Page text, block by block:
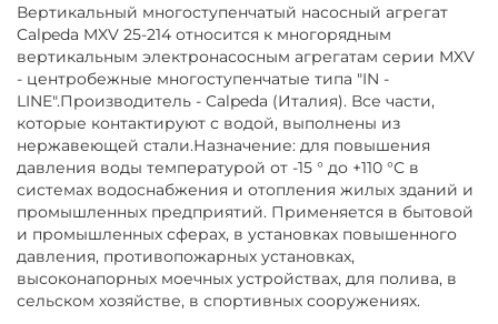
Вертикальный многоступенчатый насосный агрегат
Calpeda MXV 25-214 относится к многорядным
вертикальным электронасосным агрегатам серии MXV
- центробежные многоступенчатые типа "IN -
LINE".Производитель - Calpeda (Италия). Все части,
которые контактируют с водой, выполнены из
нержавеющей стали.Назначение: для повышения
давления воды температурой от -15 ° до +110 °С в
системах водоснабжения и отопления жилых зданий и
промышленных предприятий. Применяется в бытовой
и промышленных сферах, в установках повышенного
давления, противопожарных установках,
высоконапорных моечных устройствах, для полива, в
сельском хозяйстве, в спортивных сооружениях.